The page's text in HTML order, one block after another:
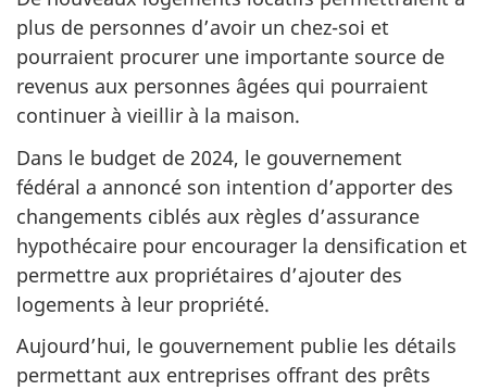
plus de personnes d’avoir un chez-soi et
pourraient procurer une importante source de
revenus aux personnes âgées qui pourraient
continuer à vieillir à la maison.
Dans le budget de 2024, le gouvernement
fédéral a annoncé son intention d’apporter des
changements ciblés aux règles d’assurance
hypothécaire pour encourager la densification et
permettre aux propriétaires d’ajouter des
logements à leur propriété.
Aujourd’hui, le gouvernement publie les détails
permettant aux entreprises offrant des prêts